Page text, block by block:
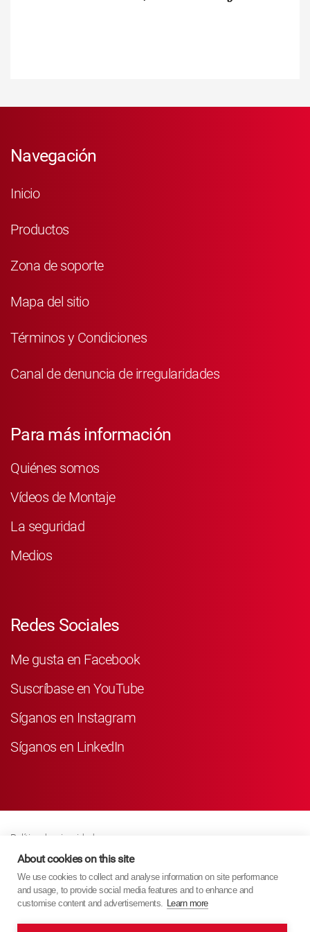
Navegación
Inicio
Productos
Zona de soporte
Mapa del sitio
Términos y Condiciones
Canal de denuncia de irregularidades
Para más información
Quiénes somos
Vídeos de Montaje
La seguridad
Medios
Redes Sociales
Me gusta en Facebook
Suscríbase en YouTube
Síganos en Instagram
Síganos en LinkedIn
Política de privacidad
Business Partner Privacy
Política De Cookies
Modern Slavery Act Policy
About cookies on this site
We use cookies to collect and analyse information on site performance
and usage, to provide social media features and to enhance and
customise content and advertisements. Learn more